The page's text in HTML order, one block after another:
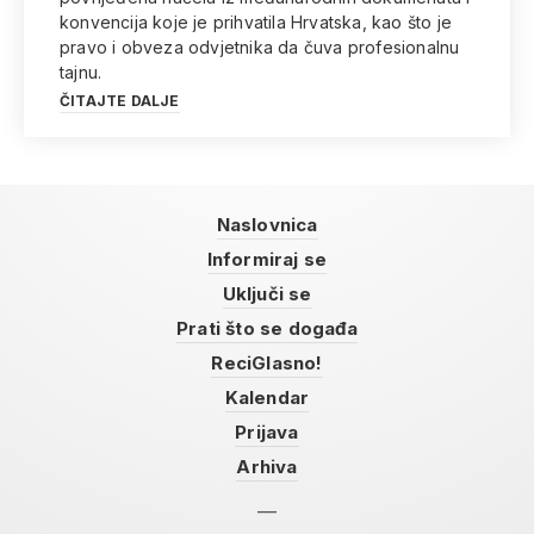
konvencija koje je prihvatila Hrvatska, kao što je
pravo i obveza odvjetnika da čuva profesionalnu
tajnu.
ČITAJTE DALJE
Naslovnica
Informiraj se
Uključi se
Prati što se događa
ReciGlasno!
Kalendar
Prijava
Arhiva